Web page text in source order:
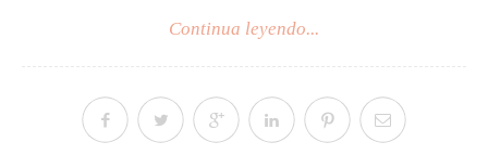
Continua leyendo...